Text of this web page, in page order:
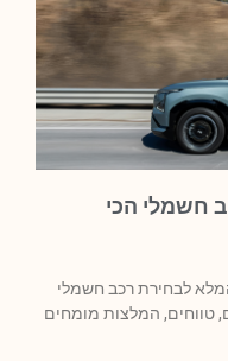
חשמלי הכי
לבחירת רכב חשמלי
טווחים, המלצות מומחים